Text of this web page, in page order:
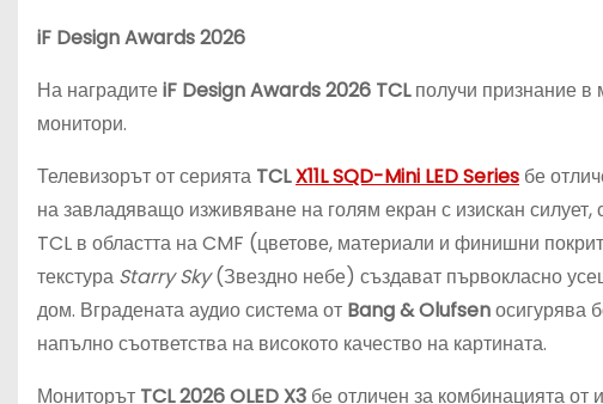
iF Design Awards 2026
На наградитеiF Design Awards 2026 TCLполучи признание в
монитори.
Телевизорът от серията TCLX11L SQD-Mini LED Series бе
на завладяващо изживяване на голям екран с изискан
TCL в областта на CMF (цветове, материали и финишни
текстура Starry Sky(Звездно небе) създават първокласно
дом. Вградената аудио система от Bang & Olufsenосигурява
напълно съответства на високото качество на картината.
Мониторът TCL 2026 OLED X3 бе отличен за комбинацията от